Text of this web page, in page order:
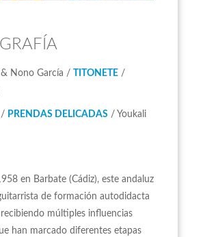
& Nono García / TITONETE /
/ PRENDAS DELICADAS / Youkali
en Barbate (Cádiz), este andaluz
de formación autodidacta
múltiples influencias
han marcado diferentes etapas